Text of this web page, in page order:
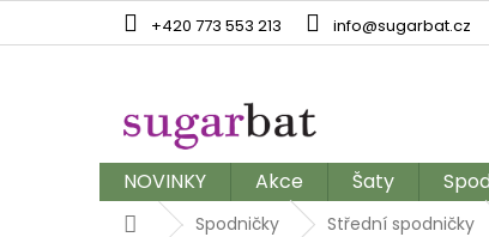
+420 773 553 213 info@sugarbat.cz
NOVINKY Akce Šaty
DomůSpodničky Střední spodničky